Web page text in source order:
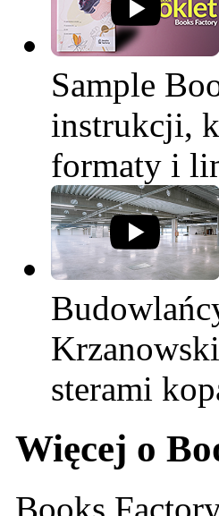
Sample
instrukcji,
formaty i
sterami
Więcej o
Books